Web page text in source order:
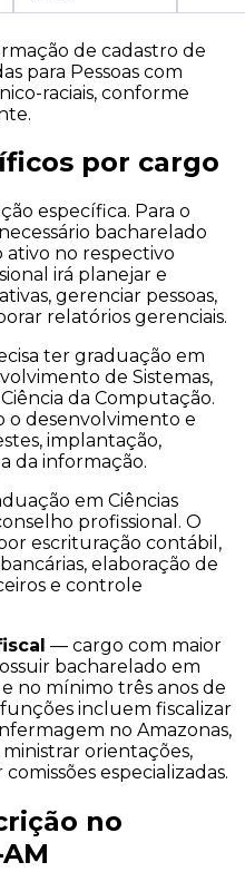
de cadastro de
para Pessoas com
raciais, conforme
por cargo
específica. Para o
bacharelado
ativo no respectivo
irá planejar e
gerenciar pessoas,
relatórios gerenciais.
ter graduação em
de Sistemas,
da Computação.
o desenvolvimento e
implantação,
da informação.
em Ciências
profissional. O
escrituração contábil,
elaboração de
e controle
— cargo com maior
bacharelado em
no mínimo três anos de
incluem fiscalizar
no Amazonas,
orientações,
especializadas.
no